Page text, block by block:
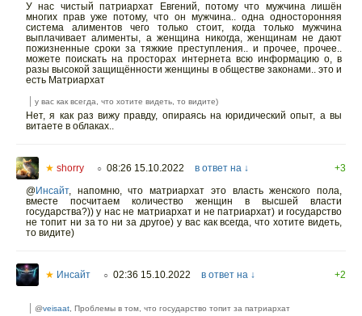
У нас чистый патриархат Евгений, потому что мужчина лишён
многих прав уже потому, что он мужчина.. одна односторонняя
система алиментов чего только стоит, когда только мужчина
выплачивает алименты, а женщина никогда, женщинам не дают
пожизненные сроки за тяжкие преступления.. и прочее, прочее..
можете поискать на просторах интернета всю информацию о, в
разы высокой защищённости женщины в обществе законами.. это и
есть Матриархат
у вас как всегда, что хотите видеть, то видите)
Нет, я как раз вижу правду, опираясь на юридический опыт, а вы
витаете в облаках..
★ shorry ○ 08:26 15.10.2022 в ответ на ↓
+3
@Инсайт, напомню, что матриархат это власть женского пола,
вместе посчитаем количество женщин в высшей власти
государства?)) у нас не матриархат и не патриархат) и государство
не топит ни за то ни за другое) у вас как всегда, что хотите видеть,
то видите)
★ Инсайт ○ 02:36 15.10.2022 в ответ на ↓ +2
@veisaat, Проблемы в том, что государство топит за патриархат